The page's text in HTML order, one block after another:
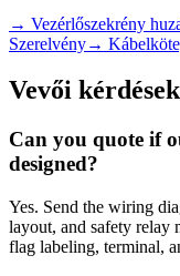
→ Vezérlőszekrény
Szerelvény→
Vevői
Can you quote if
designed?
Yes. Send the wiring
layout, and safety relay
flag labeling, terminal,